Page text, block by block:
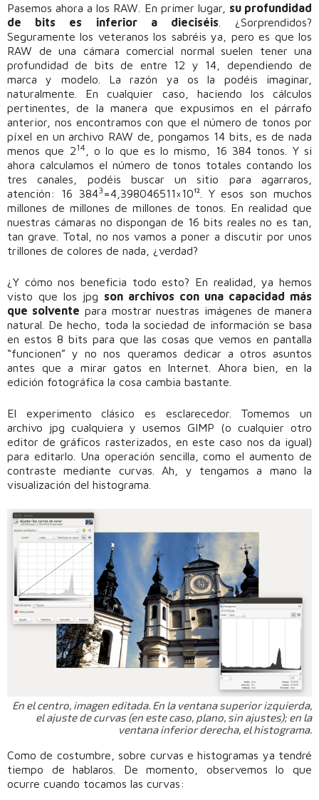
Pasemos ahora a los RAW. En primer lugar, su profundidad
de bits es inferior a dieciséis . ¿Sorprendidos?
Seguramente los veteranos los sabréis ya, pero es que los
RAW de una cámara comercial normal suelen tener una
profundidad de bits de entre 12 y 14, dependiendo de
marca y modelo. La razón ya os la podéis imaginar,
naturalmente. En cualquier caso, haciendo los cálculos
pertinentes, de la manera que expusimos en el párrafo
anterior, nos encontramos con que el número de tonos por
píxel en un archivo RAW de, pongamos 14 bits, es de nada
menos que 214
, o lo que es lo mismo, 16 384 tonos. Y si
ahora calculamos el número de tonos totales contando los
tres canales, podéis buscar un sitio para agarraros,
atención: 16 3843 =4,398046511×10¹². Y esos son muchos
millones de millones de millones de tonos. En realidad que
nuestras cámaras no dispongan de 16 bits reales no es tan,
tan grave. Total, no nos vamos a poner a discutir por unos
trillones de colores de nada, ¿verdad?
¿Y cómo nos beneficia todo esto? En realidad, ya hemos
visto que los jpg son archivos con una capacidad más
que solvente para mostrar nuestras imágenes de manera
natural. De hecho, toda la sociedad de información se basa
en estos 8 bits para que las cosas que vemos en pantalla
“funcionen” y no nos queramos dedicar a otros asuntos
antes que a mirar gatos en Internet. Ahora bien, en la
edición fotográfica la cosa cambia bastante.
El experimento clásico es esclarecedor. Tomemos un
archivo jpg cualquiera y usemos GIMP (o cualquier otro
editor de gráficos rasterizados, en este caso nos da igual)
para editarlo. Una operación sencilla, como el aumento de
contraste mediante curvas. Ah, y tengamos a mano la
visualización del histograma.
En el centro, imagen editada. En la ventana superior izquierda,
el ajuste de curvas (en este caso, plano, sin ajustes); en la
ventana inferior derecha, el histograma.
Como de costumbre, sobre curvas e histogramas ya tendré
tiempo de hablaros. De momento, observemos lo que
ocurre cuando tocamos las curvas: